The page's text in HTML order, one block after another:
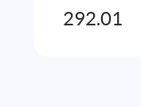
292.01